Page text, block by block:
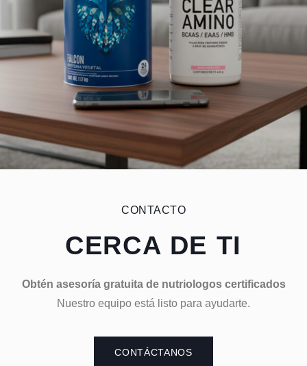
CONTACTO
CERCA DE TI
Obtén asesoría gratuita de nutriologos certificados
Nuestro equipo está listo para ayudarte.
CONTÁCTANOS